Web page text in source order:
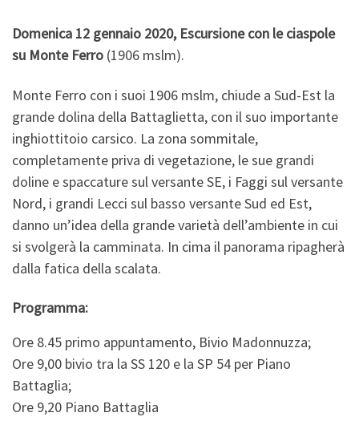
Domenica 12 gennaio 2020, Escursione con le ciaspole
su Monte Ferro (1906 mslm).
Monte Ferro con i suoi 1906 mslm, chiude a Sud-Est la
grande dolina della Battaglietta, con il suo importante
inghiottitoio carsico. La zona sommitale,
completamente priva di vegetazione, le sue grandi
doline e spaccature sul versante SE, i Faggi sul versante
Nord, i grandi Lecci sul basso versante Sud ed Est,
danno un’idea della grande varietà dell’ambiente in cui
si svolgerà la camminata. In cima il panorama ripagherà
dalla fatica della scalata.
Programma:
Ore 8.45 primo appuntamento, Bivio Madonnuzza;
Ore 9,00 bivio tra la SS 120 e la SP 54 per Piano
Battaglia;
Ore 9,20 Piano Battaglia